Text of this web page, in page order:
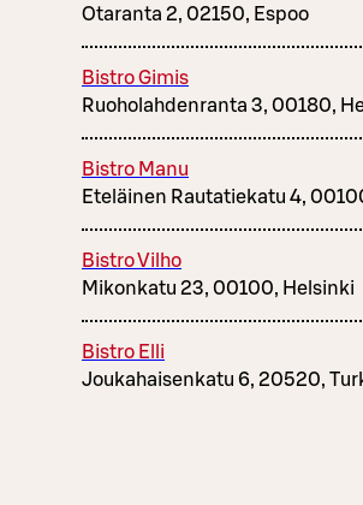
Otaranta 2, 02150, Espoo
Bistro Gimis
Ruoholahdenranta 3, 00180,
Bistro Manu
Eteläinen Rautatiekatu 4,
Bistro Vilho
Mikonkatu 23, 00100, Helsinki
Bistro Elli
Joukahaisenkatu 6, 20520,